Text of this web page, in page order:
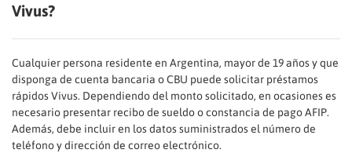
Vivus?
Cualquier persona residente en Argentina, mayor de 19 años y que
disponga de cuenta bancaria o CBU puede solicitar préstamos
rápidos Vivus. Dependiendo del monto solicitado, en ocasiones es
necesario presentar recibo de sueldo o constancia de pago AFIP.
Además, debe incluir en los datos suministrados el número de
teléfono y dirección de correo electrónico.